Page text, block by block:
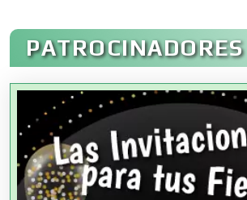
Administración de Empresas
Agencias Aduanales
Agencias de Autos
PATROCINADORES